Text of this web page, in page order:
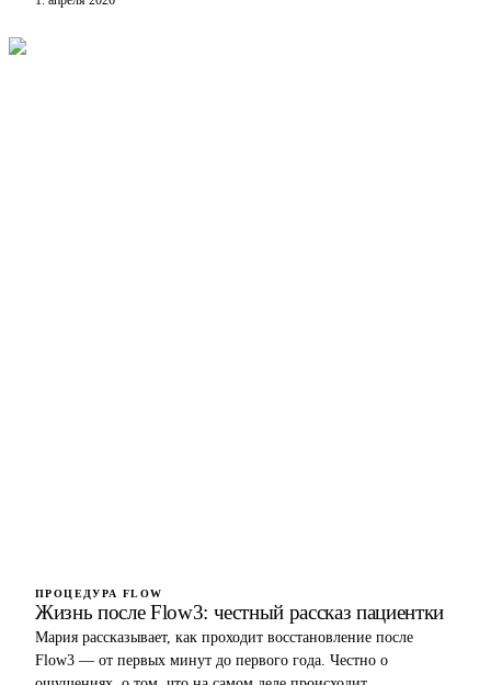
ПРОЦЕДУРА FLOW
Жизнь после Flow3: честный рассказ пациентки
Мария рассказывает, как проходит восстановление после
Flow3 — от первых минут до первого года. Честно о